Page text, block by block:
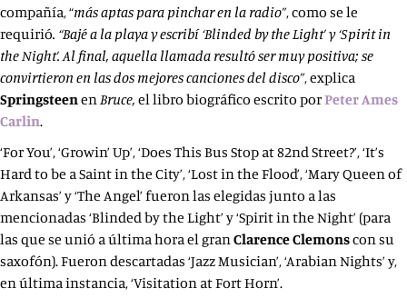
compañía, “más aptas para pinchar en la radio”, como se le
requirió. “Bajé a la playa y escribí ‘Blinded by the Light’ y ‘Spirit in
the Night’. Al final, aquella llamada resultó ser muy positiva; se
convirtieron en las dos mejores canciones del disco”, explica
SpringsteenenBruce, el libro biográfico escrito porPeter Ames
Carlin.
‘For You’, ‘Growin’ Up’, ‘Does This Bus Stop at 82nd Street?’, ‘It’s
Hard to be a Saint in the City’, ‘Lost in the Flood’, ‘Mary Queen of
Arkansas’ y ‘The Angel’ fueron las elegidas junto a las
mencionadas ‘Blinded by the Light’ y ‘Spirit in the Night’ (para
las que se unió a última hora el granClarence Clemonscon su
saxofón). Fueron descartadas ‘Jazz Musician’, ‘Arabian Nights’ y,
en última instancia, ‘Visitation at Fort Horn’.